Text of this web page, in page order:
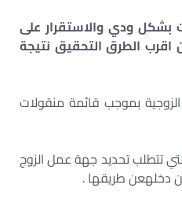
بشكل ودي والاستقرار على
اقرب الطرق التحقيق نتيجة
بموجب قائمة منقولات
تتطلب تحديد جهة عمل الزوج
دخلهعن طريقها .